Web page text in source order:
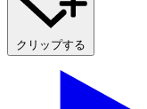
クリップする